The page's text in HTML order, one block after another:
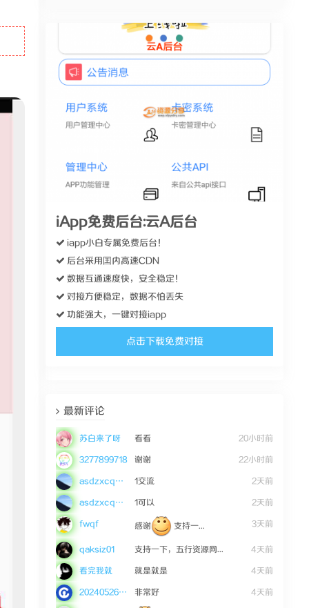
iApp免费后台:云A后台
iapp小白专属免费后台！
后台采用囯内高速CDN
数据互通速度快，安全稳定！
对接方便稳定，数据不怕丢失
功能强大，一键对接iapp
点击下载免费对接
最新评论
20小时前
苏白来了呀 看看
22小时前
3277899718 谢谢
2天前
asdzxcqwe123 1交流
2天前
asdzxcqwe123 1可以
3天前
fwqf 感谢 支持一...
4天前
qaksiz01 支持一下，五行资源网...
4天前
看完我就 就是就是
4天前
20240526mWZ36 非常好